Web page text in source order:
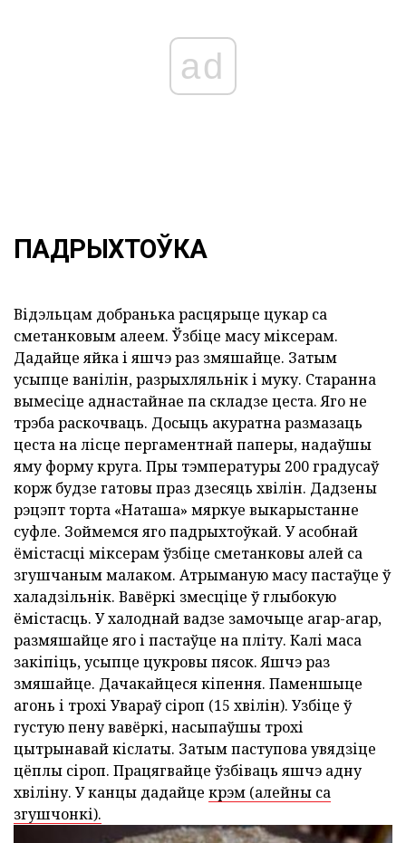
ad
ПАДРЫХТОЎКА
Відэльцам добранька расцярыце цукар са
сметанковым алеем. Ўзбіце масу міксерам.
Дадайце яйка і яшчэ раз змяшайце. Затым
усыпце ванілін, разрыхляльнік і муку. Старанна
вымесіце аднастайнае па складзе цеста. Яго не
трэба раскочваць. Досыць акуратна размазаць
цеста на лісце пергаментнай паперы, надаўшы
яму форму круга. Пры тэмпературы 200 градусаў
корж будзе гатовы праз дзесяць хвілін. Дадзены
рэцэпт торта «Наташа» мяркуе выкарыстанне
суфле. Зоймемся яго падрыхтоўкай. У асобнай
ёмістасці міксерам ўзбіце сметанковы алей са
згушчаным малаком. Атрыманую масу пастаўце ў
халадзільнік. Вавёркі змесціце ў глыбокую
ёмістасць. У халоднай вадзе замочыце агар-агар,
размяшайце яго і пастаўце на пліту. Калі маса
закіпіць, усыпце цукровы пясок. Яшчэ раз
змяшайце. Дачакайцеся кіпення. Паменшыце
агонь і трохі Увараў сіроп (15 хвілін). Узбіце ў
густую пену вавёркі, насыпаўшы трохі
цытрынавай кіслаты. Затым паступова увядзіце
цёплы сіроп. Працягвайце ўзбіваць яшчэ адну
хвіліну. У канцы дадайце крэм (алейны са
згушчонкі).